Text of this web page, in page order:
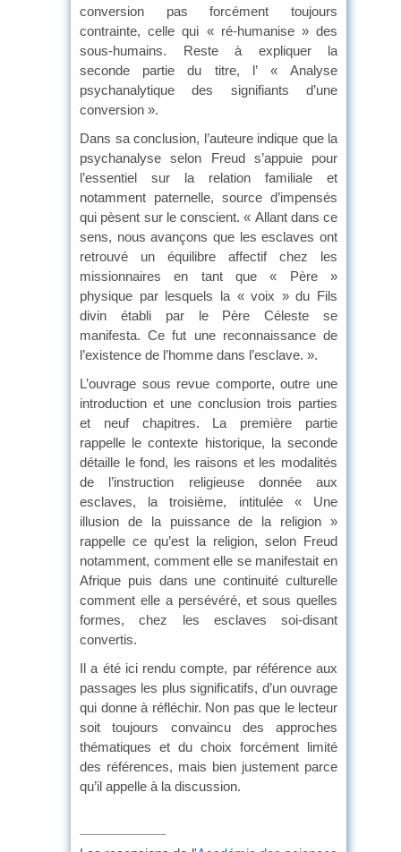
conversion pas forcément toujours
contrainte, celle qui « ré-humanise » des
sous-humains. Reste à expliquer la
seconde partie du titre, l’ « Analyse
psychanalytique des signifiants d’une
conversion ».
Dans sa conclusion, l’auteure indique que la
psychanalyse selon Freud s’appuie pour
l’essentiel sur la relation familiale et
notamment paternelle, source d’impensés
qui pèsent sur le conscient. « Allant dans ce
sens, nous avançons que les esclaves ont
retrouvé un équilibre affectif chez les
missionnaires en tant que « Père »
physique par lesquels la « voix » du Fils
divin établi par le Père Céleste se
manifesta. Ce fut une reconnaissance de
l’existence de l’homme dans l’esclave. ».
L’ouvrage sous revue comporte, outre une
introduction et une conclusion trois parties
et neuf chapitres. La première partie
rappelle le contexte historique, la seconde
détaille le fond, les raisons et les modalités
de l’instruction religieuse donnée aux
esclaves, la troisième, intitulée « Une
illusion de la puissance de la religion »
rappelle ce qu’est la religion, selon Freud
notamment, comment elle se manifestait en
Afrique puis dans une continuité culturelle
comment elle a persévéré, et sous quelles
formes, chez les esclaves soi-disant
convertis.
Il a été ici rendu compte, par référence aux
passages les plus significatifs, d’un ouvrage
qui donne à réfléchir. Non pas que le lecteur
soit toujours convaincu des approches
thématiques et du choix forcément limité
des références, mais bien justement parce
qu’il appelle à la discussion.